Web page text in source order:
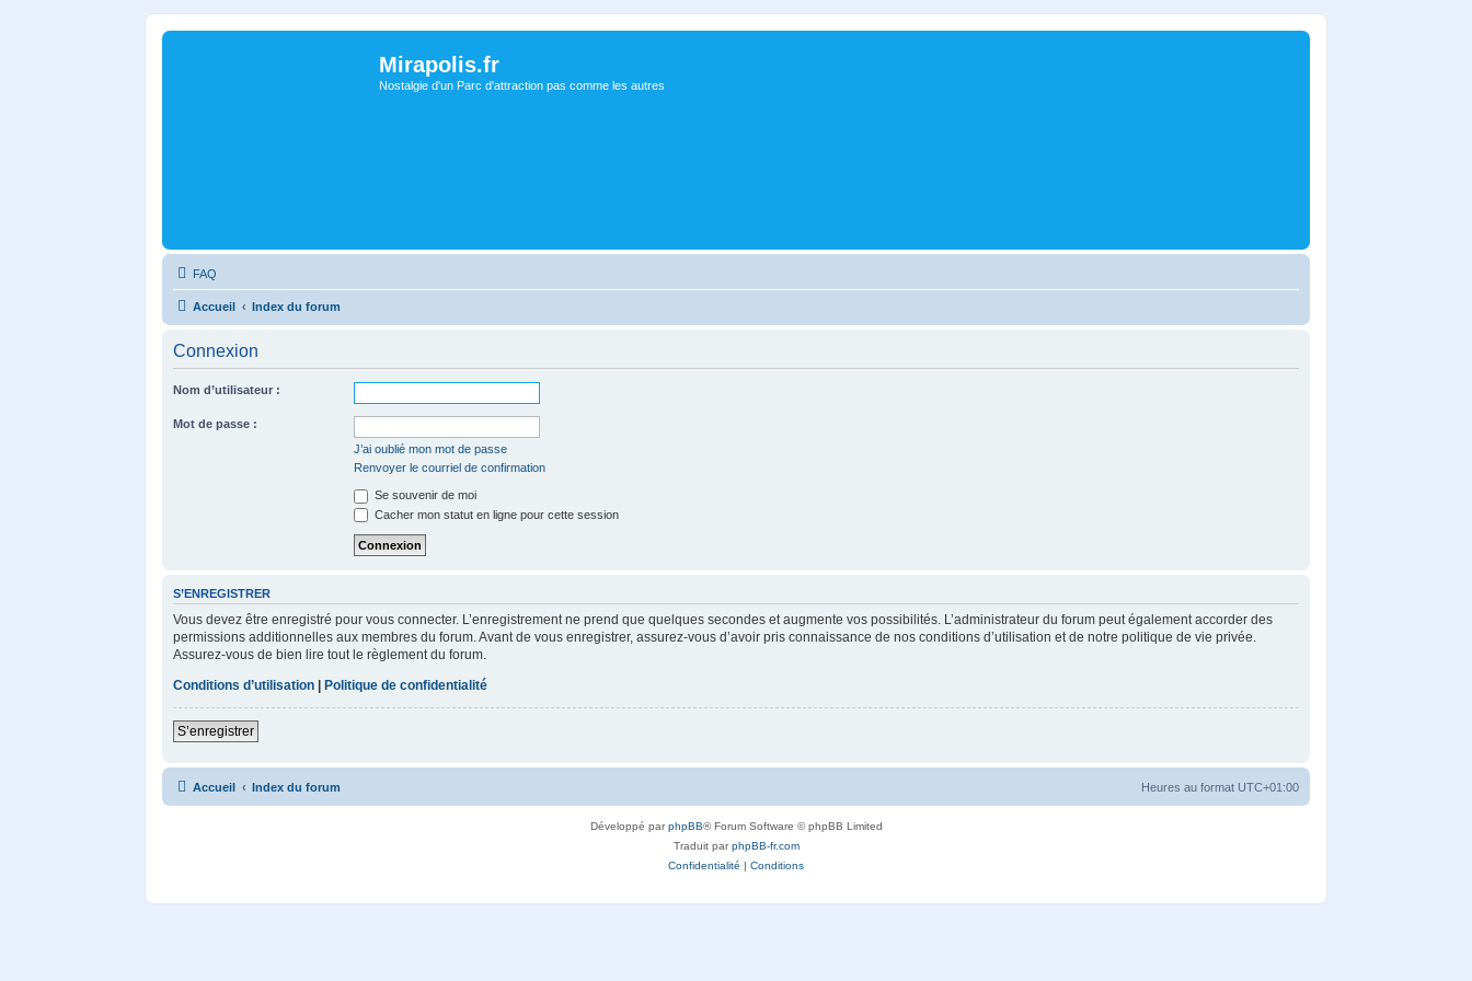
Mirapolis.fr
Nostalgie d'un Parc d'attraction pas comme les autres
FAQ
Accueil Index du forum
Connexion
Nom d’utilisateur :
Mot de passe :
J’ai oublié mon mot de passe
Renvoyer le courriel de confirmation
Se souvenir de moi
Cacher mon statut en ligne pour cette session
S’ENREGISTRER
Vous devez être enregistré pour vous connecter. L’enregistrement ne prend que quelques secondes et augmente vos possibilités. L’administrateur du forum peut également accorder des
permissions additionnelles aux membres du forum. Avant de vous enregistrer, assurez-vous d’avoir pris connaissance de nos conditions d’utilisation et de notre politique de vie privée.
Assurez-vous de bien lire tout le règlement du forum.
Conditions d’utilisation | Politique de confidentialité
S’enregistrer
Accueil Index du forum Heures au format UTC+01:00
Développé parphpBB® Forum Software © phpBB Limited
Traduit parphpBB-fr.com
Confidentialité | Conditions